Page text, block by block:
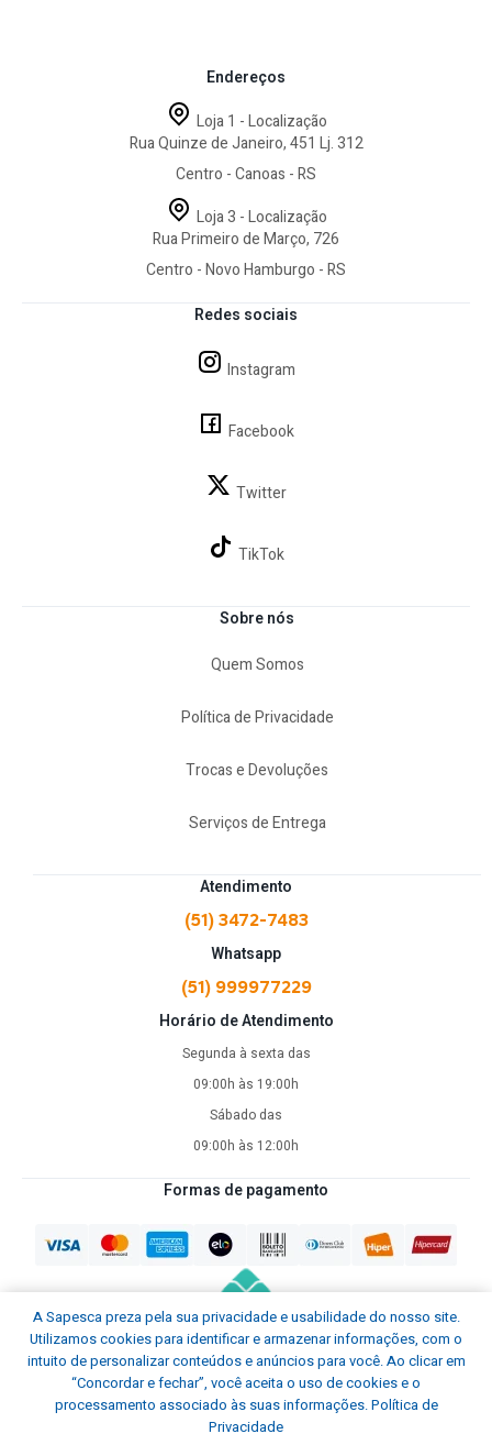
Atendimento
(51) 3472-7483
Whatsapp
(51) 999977229
Horário de Atendimento
Segunda à sexta das
09:00h às 19:00h
Sábado das
09:00h às 12:00h
Sobre nós
Quem Somos
Política de Privacidade
Trocas e Devoluções
Serviços de Entrega
Redes sociais
Instagram
Facebook
Twitter
TikTok
Endereços
Loja 1 - Localização
Rua Quinze de Janeiro, 451 Lj. 312
Centro - Canoas - RS
Loja 3 - Localização
Rua Primeiro de Março, 726
Centro - Novo Hamburgo - RS
Formas de pagamento
A Sapesca preza pela sua privacidade e usabilidade do nosso site.
Utilizamos cookies para identificar e armazenar informações, com o
intuito de personalizar conteúdos e anúncios para você. Ao clicar em
“Concordar e fechar”, você aceita o uso de cookies e o
processamento associado às suas informações.Política de
Privacidade